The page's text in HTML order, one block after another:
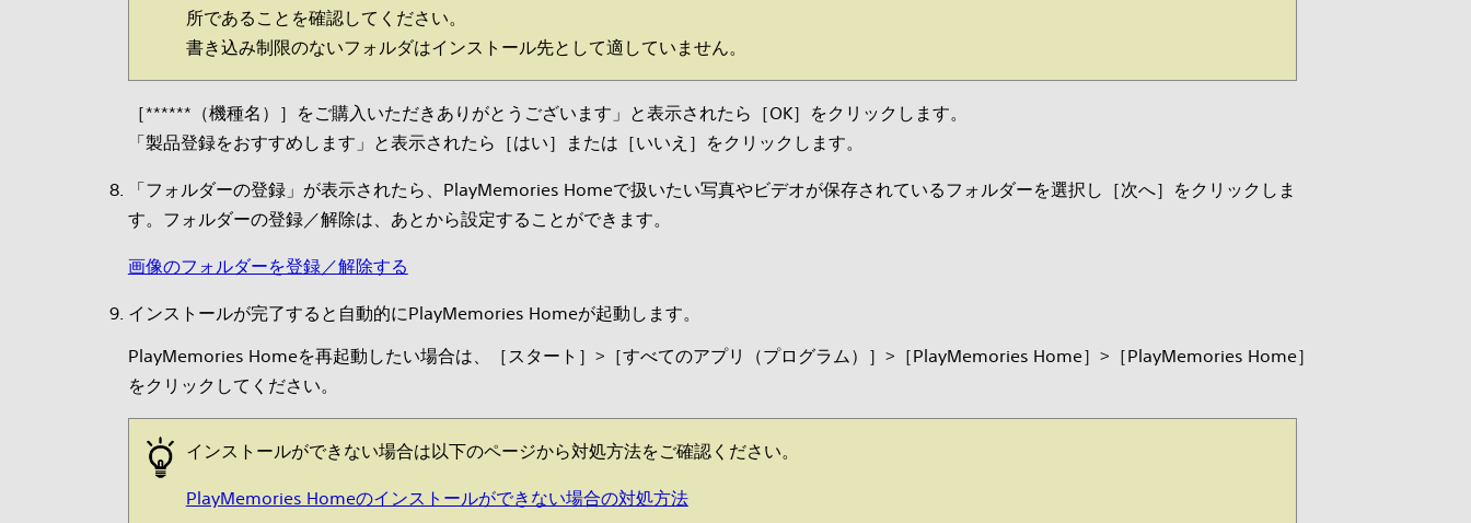
所であることを確認してください。
書き込み制限のないフォルダはインストール先として適していません。
［******（機種名）］をご購入いただきありがとうございます」と表示されたら［OK］をクリックします。
「製品登録をおすすめします」と表示されたら［はい］または［いいえ］をクリックします。
「フォルダーの登録」が表示されたら、PlayMemories Homeで扱いたい写真やビデオが保存されているフォルダーを選択し［次へ］をクリックしま
す。フォルダーの登録／解除は、あとから設定することができます。
画像のフォルダーを登録／解除する
インストールが完了すると自動的にPlayMemories Homeが起動します。
PlayMemories Homeを再起動したい場合は、［スタート］>［すべてのアプリ（プログラム）］>［PlayMemories Home］>［PlayMemories Home］
をクリックしてください。
インストールができない場合は以下のページから対処方法をご確認ください。
PlayMemories Homeのインストールができない場合の対処方法